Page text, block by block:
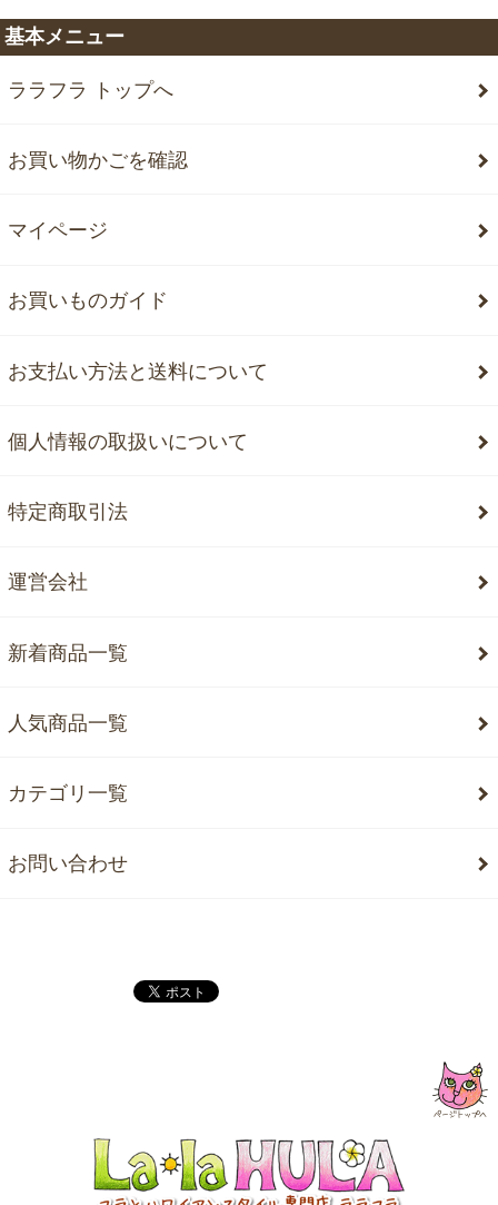
基本メニュー
ララフラ トップへ
お買い物かごを確認
マイページ
お買いものガイド
お支払い方法と送料について
個人情報の取扱いについて
特定商取引法
運営会社
新着商品一覧
人気商品一覧
カテゴリ一覧
お問い合わせ